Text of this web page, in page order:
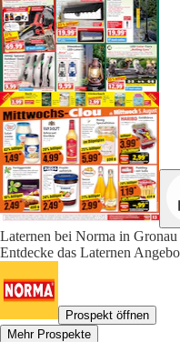
Laternen bei Norma in
Entdecke das Laternen
Prospekt öffnen
Mehr Prospekte